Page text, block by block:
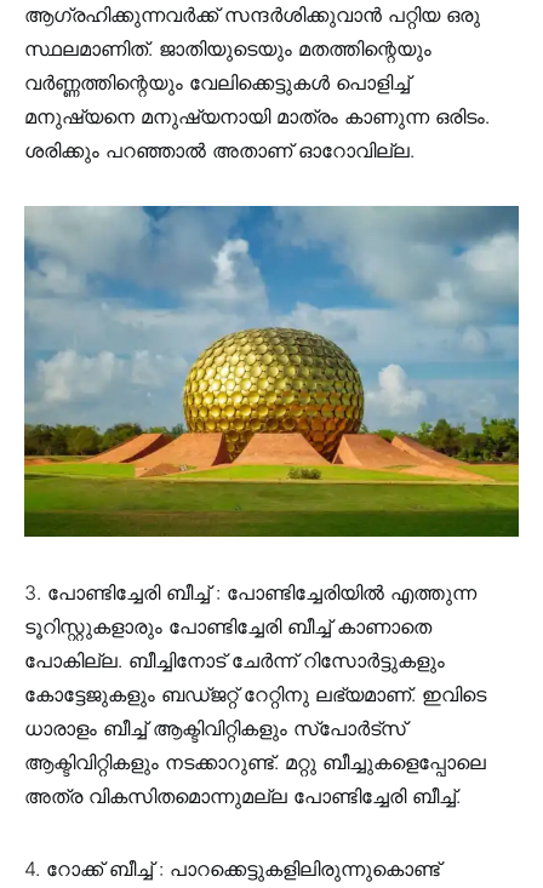
ആഗ്രഹിക്കുന്നവർക്ക് സന്ദർശിക്കുവാൻ പറ്റിയ ഒരു
സ്ഥലമാണിത്. ജാതിയുടെയും മതത്തിന്റെയും
വർണ്ണത്തിന്റെയും വേലിക്കെട്ടുകൾ പൊളിച്ച്
മനുഷ്യനെ മനുഷ്യനായി മാത്രം കാണുന്ന ഒരിടം.
ശരിക്കും പറഞ്ഞാൽ അതാണ് ഓറോവില്ല.
3. പോണ്ടിച്ചേരി ബീച്ച് : പോണ്ടിച്ചേരിയിൽ എത്തുന്ന
ടൂറിസ്റ്റുകളാരും പോണ്ടിച്ചേരി ബീച്ച് കാണാതെ
പോകില്ല. ബീച്ചിനോട് ചേർന്ന് റിസോർട്ടുകളും
കോട്ടേജുകളും ബഡ്‌ജറ്റ്‌ റേറ്റിനു ലഭ്യമാണ്. ഇവിടെ
ധാരാളം ബീച്ച് ആക്ടിവിറ്റികളും സ്പോർട്സ്
ആക്ടിവിറ്റികളും നടക്കാറുണ്ട്. മറ്റു ബീച്ചുകളെപ്പോലെ
അത്ര വികസിതമൊന്നുമല്ല പോണ്ടിച്ചേരി ബീച്ച്.
4. റോക്ക് ബീച്ച് : പാറക്കെട്ടുകളിലിരുന്നുകൊണ്ട്